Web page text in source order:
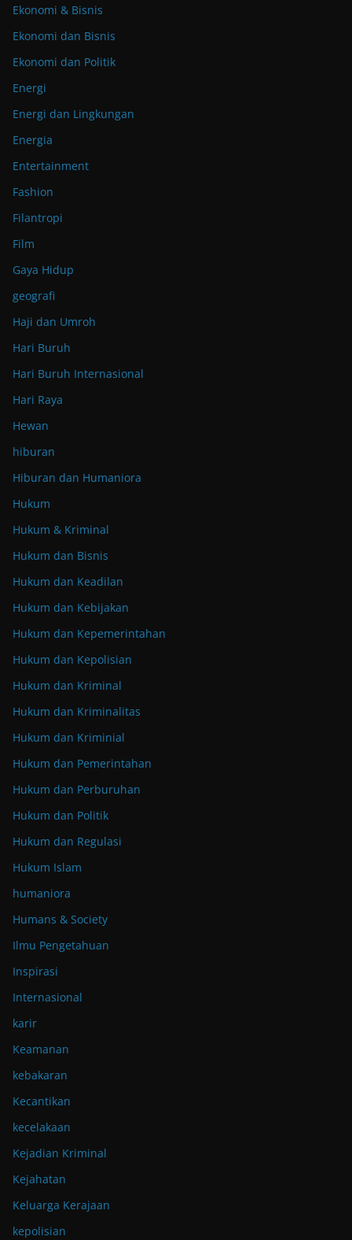
Ekonomi & Bisnis
Ekonomi dan Bisnis
Ekonomi dan Politik
Energi
Energi dan Lingkungan
Energia
Entertainment
Fashion
Filantropi
Film
Gaya Hidup
geografi
Haji dan Umroh
Hari Buruh
Hari Buruh Internasional
Hari Raya
Hewan
hiburan
Hiburan dan Humaniora
Hukum
Hukum & Kriminal
Hukum dan Bisnis
Hukum dan Keadilan
Hukum dan Kebijakan
Hukum dan Kepemerintahan
Hukum dan Kepolisian
Hukum dan Kriminal
Hukum dan Kriminalitas
Hukum dan Kriminial
Hukum dan Pemerintahan
Hukum dan Perburuhan
Hukum dan Politik
Hukum dan Regulasi
Hukum Islam
humaniora
Humans & Society
Ilmu Pengetahuan
Inspirasi
Internasional
karir
Keamanan
kebakaran
Kecantikan
kecelakaan
Kejadian Kriminal
Kejahatan
Keluarga Kerajaan
kepolisian